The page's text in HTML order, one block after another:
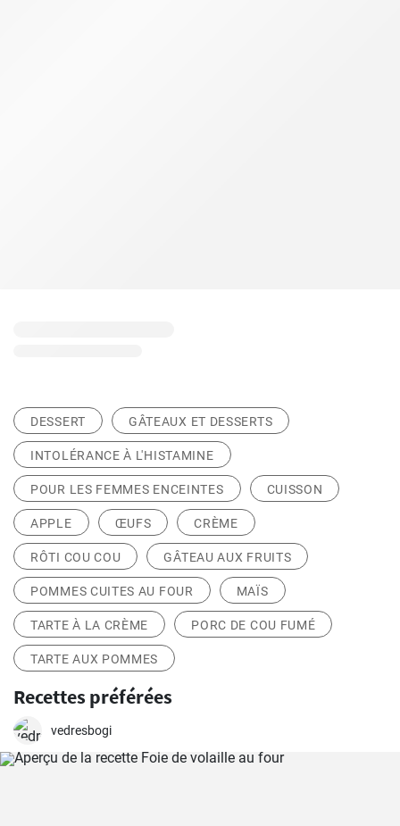
DESSERT GÂTEAUX ET DESSERTS
INTOLÉRANCE À L'HISTAMINE
POUR LES FEMMES ENCEINTES CUISSON
APPLE ŒUFS CRÈME
RÔTI COU COU GÂTEAU AUX FRUITS
POMMES CUITES AU FOUR MAÏS
TARTE À LA CRÈME PORC DE COU FUMÉ
TARTE AUX POMMES
Recettes préférées
vedresbogi